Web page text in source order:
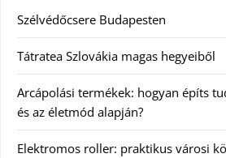
Szélvédőcsere Budapesten
Tátratea Szlovákia magas hegyeiből
Arcápolási termékek: hogyan építs
és az életmód alapján?
Elektromos roller: praktikus városi